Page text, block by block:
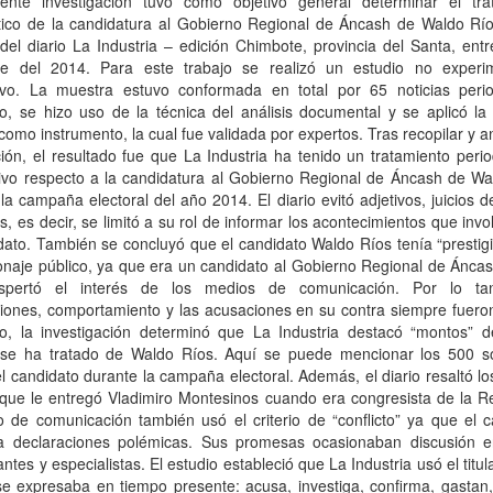
de la candidatura al Gobierno Regional de Áncash de Waldo
diario La Industria – edición Chimbote, provincia del Santa,
del 2014. Para este trabajo se realizó un estudio no
La muestra estuvo conformada en total por 65 noticias
se hizo uso de la técnica del análisis documental y se aplicó
instrumento, la cual fue validada por expertos. Tras recopilar y
el resultado fue que La Industria ha tenido un tratamiento
respecto a la candidatura al Gobierno Regional de Áncash de
campaña electoral del año 2014. El diario evitó adjetivos, juicios
es decir, se limitó a su rol de informar los acontecimientos que
También se concluyó que el candidato Waldo Ríos tenía
público, ya que era un candidato al Gobierno Regional de
el interés de los medios de comunicación. Por lo
comportamiento y las acusaciones en su contra siempre
la investigación determinó que La Industria destacó “montos”
ha tratado de Waldo Ríos. Aquí se puede mencionar los 500
candidato durante la campaña electoral. Además, el diario resaltó
le entregó Vladimiro Montesinos cuando era congresista de la
de comunicación también usó el criterio de “conflicto” ya que el
declaraciones polémicas. Sus promesas ocasionaban discusión
y especialistas. El estudio estableció que La Industria usó el
expresaba en tiempo presente: acusa, investiga, confirma,